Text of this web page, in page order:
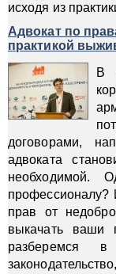
исходя из
Адвокат по
практикой
В
договорами,
адвоката
необходимой.
профессионалу?
прав от
выкачать ваши
разберемся